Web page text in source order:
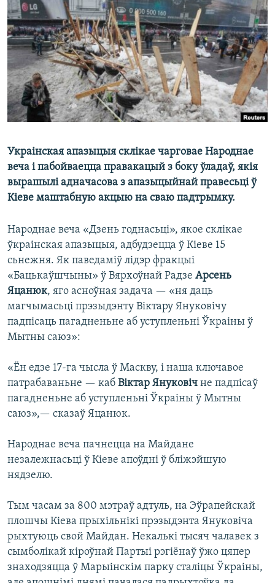
КУЛЬТУРА
КАЛЯНДАР
МОВА
НА ХВАЛЯХ СВАБОДЫ
Украінская апазыцыя склікае чарговае Народнае
веча і пабойваецца правакацый з боку ўладаў, якія
вырашылі адначасова з апазыцыйнай правесьці ў
Кіеве маштабную акцыю на сваю падтрымку.
Народнае веча «Дзень годнасьці», якое склікае
ўкраінская апазыцыя, адбудзецца ў Кіеве 15
сьнежня. Як паведаміў лідэр фракцыі
«Бацькаўшчыны» ў Вярхоўнай Радзе Арсень
Яцанюк, яго асноўная задача — «ня даць
магчымасьці прэзыдэнту Віктару Януковічу
падпісаць пагадненьне аб уступленьні Ўкраіны ў
Мытны саюз»:
«Ён едзе 17-га чысла ў Маскву, і наша ключавое
патрабаваньне — каб Віктар Януковіч не падпісаў
пагадненьне аб уступленьні Ўкраіны ў Мытны
саюз»,— сказаў Яцанюк.
Народнае веча пачнецца на Майдане
незалежнасьці ў Кіеве апоўдні ў бліжэйшую
нядзелю.
Тым часам за 800 мэтраў адтуль, на Эўрапейскай
плошчы Кіева прыхільнікі прэзыдэнта Януковіча
рыхтуюць свой Майдан. Некалькі тысяч чалавек з
сымболікай кіроўнай Партыі рэгіёнаў ўжо цяпер
знаходзяцца ў Марыінскім парку сталіцы Ўкраіны,